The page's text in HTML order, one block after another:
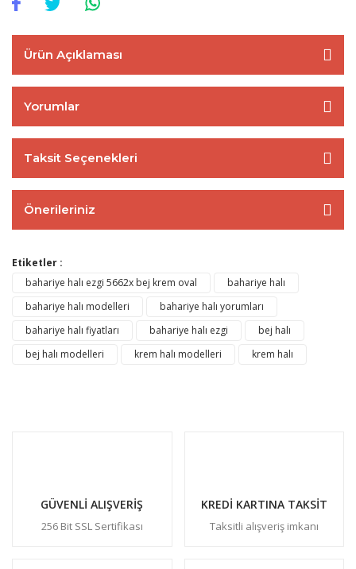
Ürün Açıklaması
Yorumlar
Taksit Seçenekleri
Önerileriniz
Etiketler :
bahariye halı ezgi 5662x bej krem oval
bahariye halı
bahariye halı modelleri
bahariye halı yorumları
bahariye halı fiyatları
bahariye halı ezgi
bej halı
bej halı modelleri
krem halı modelleri krem halı
GÜVENLİ ALIŞVERİŞ
256 Bit SSL Sertifikası
KREDİ KARTINA TAKSİT
Taksitli alışveriş imkanı